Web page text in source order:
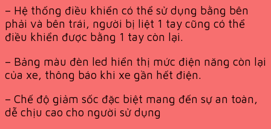
– Hệ thống điều khiển có thể sử dụng bằng bên
phải và bên trái, người bị liệt 1 tay cũng có thể
điều khiển được bằng 1 tay còn lại.
– Bảng màu đèn led hiển thị mức điện năng còn lại
của xe, thông báo khi xe gần hết điện.
– Chế độ giảm sốc đặc biệt mang đến sự an toàn,
dễ chịu cao cho người sử dụng